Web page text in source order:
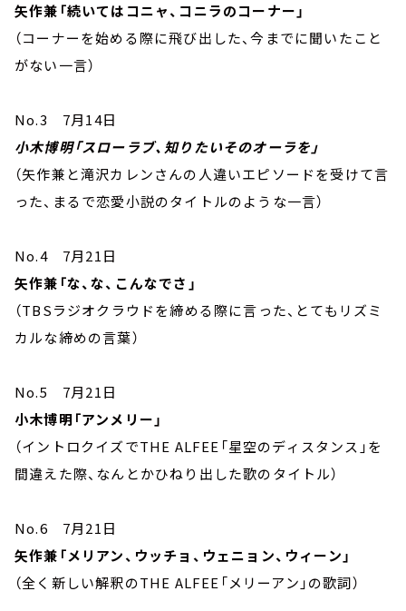
矢作兼「続いてはコニャ、コニラのコーナー」
（コーナーを始める際に飛び出した、今までに聞いたこと
がない一言）
No.3 7月14日
小木博明「スローラブ、知りたいそのオーラを」
（矢作兼と滝沢カレンさんの人違いエピソードを受けて言
った、まるで恋愛小説のタイトルのような一言）
No.4 7月21日
矢作兼「な、な、こんなでさ」
（TBSラジオクラウドを締める際に言った、とてもリズミ
カルな締めの言葉）
No.5 7月21日
小木博明「アンメリー」
（イントロクイズでTHE ALFEE「星空のディスタンス」を
間違えた際、なんとかひねり出した歌のタイトル）
No.6 7月21日
矢作兼「メリアン、ウッチョ、ウェニョン、ウィーン」
（全く新しい解釈のTHE ALFEE「メリーアン」の歌詞）